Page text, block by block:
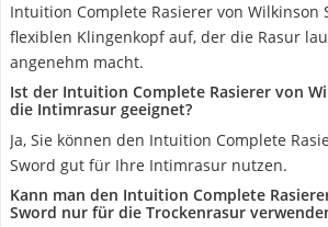
Intuition Complete Rasierer von Wilkinson
flexiblen Klingenkopf auf, der die Rasur
angenehm macht.
Ist der Intuition Complete Rasierer von
die Intimrasur geeignet?
Ja, Sie können den Intuition Complete
Sword gut für Ihre Intimrasur nutzen.
Kann man den Intuition Complete
Sword nur für die Trockenrasur